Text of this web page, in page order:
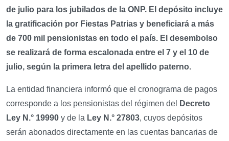
de julio para los jubilados de la ONP. El depósito incluye
la gratificación por Fiestas Patrias y beneficiará a más
de 700 mil pensionistas en todo el país. El desembolso
se realizará de forma escalonada entre el 7 y el 10 de
julio, según la primera letra del apellido paterno.
La entidad financiera informó que el cronograma de pagos
corresponde a los pensionistas del régimen del
Decreto
Ley N.° 19990 y de la Ley N.° 27803, cuyos depósitos
serán abonados directamente en las cuentas bancarias de